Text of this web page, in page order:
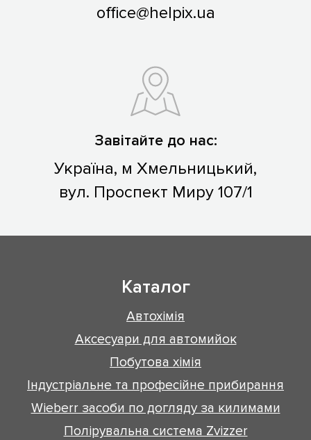
office@helpix.ua
Завітайте до нас:
Україна, м Хмельницький,
вул. Проспект Миру 107/1
Каталог
Автохімія
Аксесуари для автомийок
Побутова хімія
Індустріальне та професійне прибирання
Wieberr засоби по догляду за килимами
Полірувальна система Zvizzer